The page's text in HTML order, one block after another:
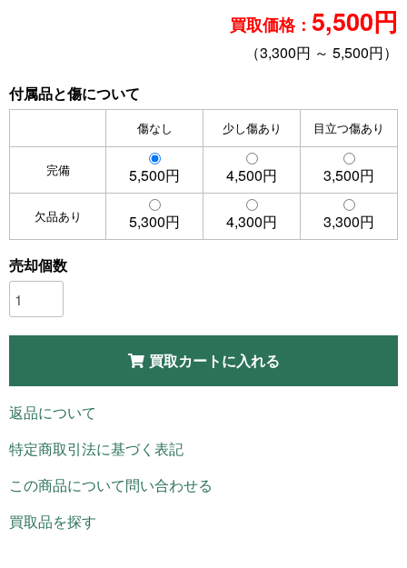
買取価格： 5,500円
（3,300円 ～ 5,500円）
付属品と傷について
傷なし 少し傷あり 目立つ傷あり
完備 5,500円 4,500円 3,500円
欠品あり 5,300円 4,300円 3,300円
売却個数
買取カートに入れる
返品について
特定商取引法に基づく表記
この商品について問い合わせる
買取品を探す